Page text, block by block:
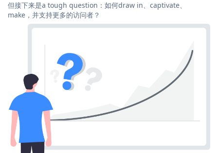
但接下来是a tough question：如何draw in、captivate、
make，并支持更多的访问者？